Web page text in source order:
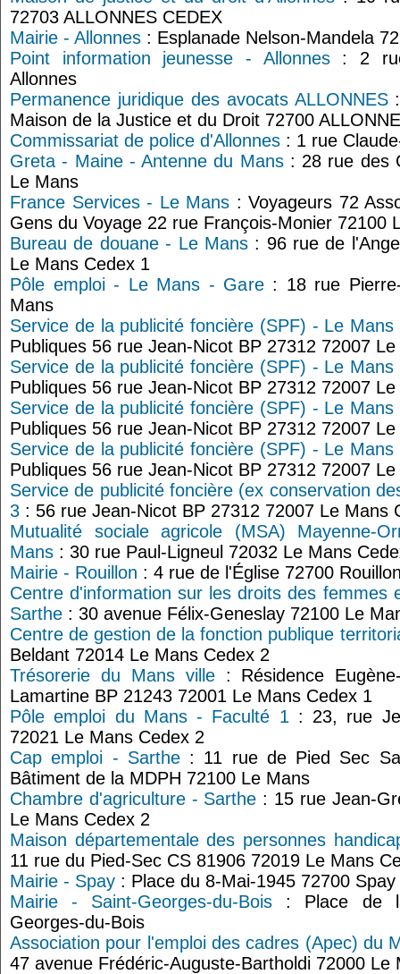
72703 ALLONNES CEDEX
Mairie - Allonnes : Esplanade Nelson-Mandela
Point information jeunesse - Allonnes: 2 rue
Allonnes
Permanence juridique des avocats ALLONNES:
Maison de la Justice et du Droit 72700
Commissariat de police d'Allonnes : 1 rue
Greta - Maine - Antenne du Mans: 28 rue des
Le Mans
France Services - Le Mans : Voyageurs 72
Gens du Voyage 22 rue François-Monier 72100
Bureau de douane - Le Mans: 96 rue de
Le Mans Cedex 1
Pôle emploi - Le Mans - Gare: 18 rue Pierre-
Mans
Service de la publicité foncière (SPF) - Le Mans
Publiques 56 rue Jean-Nicot BP 27312 72007
Service de la publicité foncière (SPF) - Le Mans
Publiques 56 rue Jean-Nicot BP 27312 72007
Service de la publicité foncière (SPF) - Le Mans
Publiques 56 rue Jean-Nicot BP 27312 72007
Service de la publicité foncière (SPF) - Le Mans
Publiques 56 rue Jean-Nicot BP 27312 72007
Service de publicité foncière (ex conservation
3 : 56 rue Jean-Nicot BP 27312 72007 Le Mans
Mutualité sociale agricole (MSA) Mayenne-
Mans : 30 rue Paul-Ligneul 72032 Le Mans
Mairie - Rouillon : 4 rue de l'Église 72700
Centre d'information sur les droits des femmes
Sarthe : 30 avenue Félix-Geneslay 72100 Le
Centre de gestion de la fonction publique
Beldant 72014 Le Mans Cedex 2
Trésorerie du Mans ville: Résidence
Lamartine BP 21243 72001 Le Mans Cedex 1
Pôle emploi du Mans - Faculté 1 : 23, rue
72021 Le Mans Cedex 2
Cap emploi - Sarthe: 11 rue de Pied Sec
Bâtiment de la MDPH 72100 Le Mans
Chambre d'agriculture - Sarthe : 15 rue Jean-
Le Mans Cedex 2
Maison départementale des personnes
11 rue du Pied-Sec CS 81906 72019 Le Mans
Mairie - Spay : Place du 8-Mai-1945 72700 Spay
Mairie - Saint-Georges-du-Bois : Place de
Georges-du-Bois
Association pour l'emploi des cadres (Apec) du
47 avenue Frédéric-Auguste-Bartholdi 72000 Le